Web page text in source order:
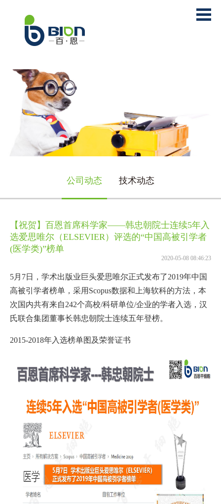
公司动态 技术动态
【祝贺】百恩首席科学家——韩忠朝院士连续5年入
选爱思唯尔（ELSEVIER）评选的“中国高被引学者
(医学类)”榜单
2020-05-08 08:46:23
5月7日，学术出版业巨头爱思唯尔正式发布了2019年中国
高被引学者榜单，采用Scopus数据和上海软科的方法，本
次国内共有来自242个高校/科研单位/企业的学者入选，汉
氏联合集团董事长韩忠朝院士连续五年登榜。
2015-2018年入选榜单图及荣誉证书